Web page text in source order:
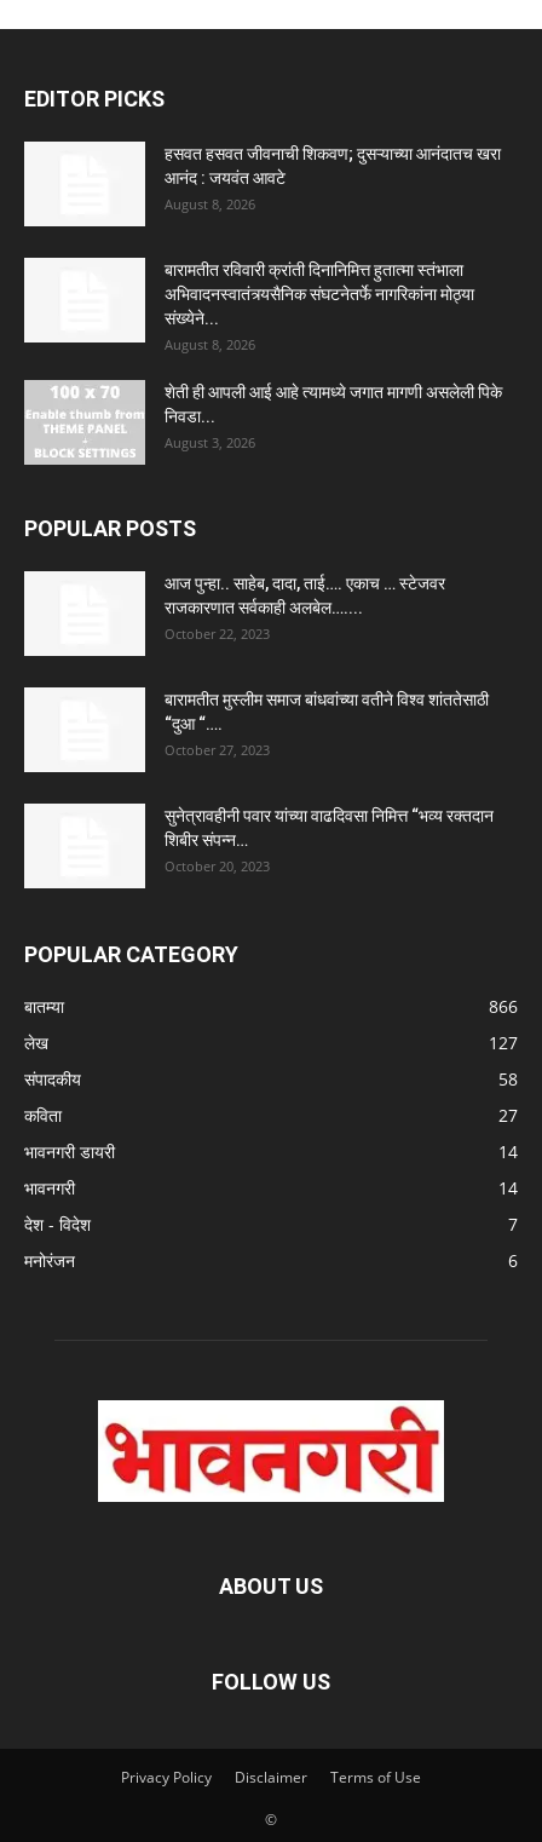
EDITOR PICKS
हसवत हसवत जीवनाची शिकवण; दुसऱ्याच्या आनंदातच खरा
आनंद : जयवंत आवटे
August 8, 2026
बारामतीत रविवारी क्रांती दिनानिमित्त हुतात्मा स्तंभाला
अभिवादनस्वातंत्र्यसैनिक संघटनेतर्फे नागरिकांना मोठ्या
संख्येने...
August 8, 2026
शेती ही आपली आई आहे त्यामध्ये जगात मागणी असलेली पिके
निवडा...
August 3, 2026
POPULAR POSTS
आज पुन्हा.. साहेब, दादा, ताई…. एकाच … स्टेजवर
राजकारणात सर्वकाही अलबेल…....
October 22, 2023
बारामतीत मुस्लीम समाज बांधवांच्या वतीने विश्व शांततेसाठी
“दुआ “….
October 27, 2023
सुनेत्रावहीनी पवार यांच्या वाढदिवसा निमित्त “भव्य रक्तदान
शिबीर संपन्न…
October 20, 2023
POPULAR CATEGORY
बातम्या
866
लेख
127
संपादकीय
58
कविता
27
भावनगरी डायरी
14
भावनगरी
14
देश - विदेश
7
मनोरंजन
6
ABOUT US
FOLLOW US
Privacy Policy Disclaimer Terms of Use
©